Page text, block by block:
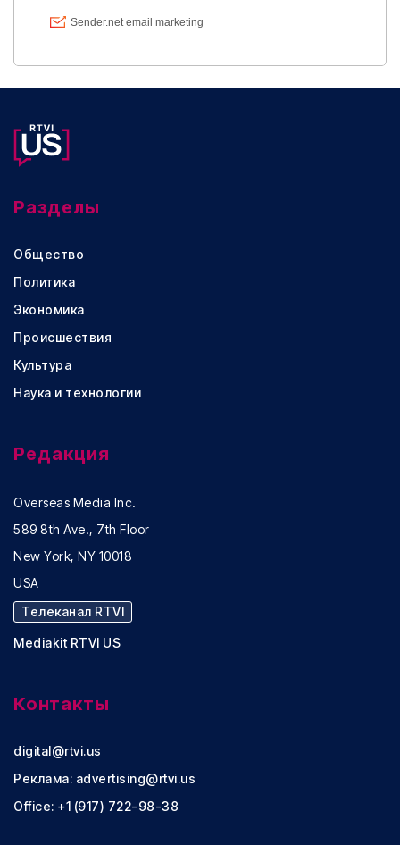
Разделы
Общество
Политика
Экономика
Происшествия
Культура
Наука и технологии
Редакция
Overseas Media Inc.
589 8th Ave., 7th Floor
New York, NY 10018
USA
Телеканал RTVI
Mediakit RTVI US
Контакты
digital@rtvi.us
Реклама: advertising@rtvi.us
Office: +1 (917) 722-98-38